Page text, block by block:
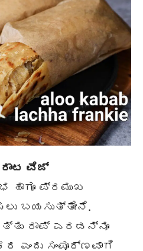
ವೆಜ್
ಹಾಗೂ ಪ್ರಮುಖ
ಬಯಸುತ್ತೇನೆ.
ರಾಪ್ ಎರಡನ್ನೂ
ಎಂದು ಸಂಪೂರ್ಣವಾಗಿ